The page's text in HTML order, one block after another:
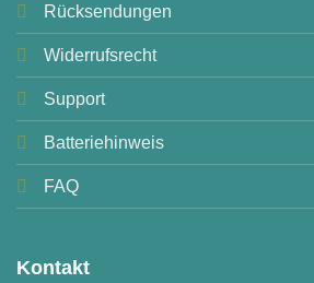
Rücksendungen
Widerrufsrecht
Support
Batteriehinweis
FAQ
Kontakt